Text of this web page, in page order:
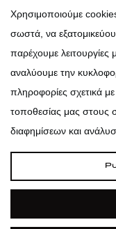
atticadps
Χρησιμοποιούμε
σωστά, να
παρέχουμε
αναλύουμε την
πληροφορίες σχετικά
τοποθεσίας μας στους
διαφημίσεων και